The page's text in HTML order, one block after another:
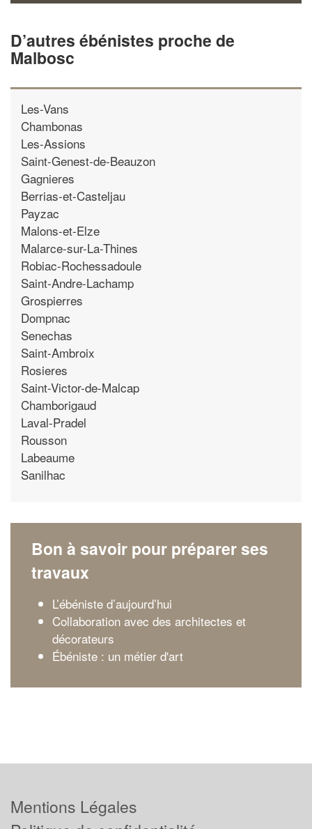
D’autres ébénistes proche de
Malbosc
Les-Vans
Chambonas
Les-Assions
Saint-Genest-de-Beauzon
Gagnieres
Berrias-et-Casteljau
Payzac
Malons-et-Elze
Malarce-sur-La-Thines
Robiac-Rochessadoule
Saint-Andre-Lachamp
Grospierres
Dompnac
Senechas
Saint-Ambroix
Rosieres
Saint-Victor-de-Malcap
Chamborigaud
Laval-Pradel
Rousson
Labeaume
Sanilhac
Bon à savoir pour préparer ses
travaux
L’ébéniste d’aujourd’hui
Collaboration avec des architectes et
décorateurs
Ébéniste : un métier d'art
Mentions Légales